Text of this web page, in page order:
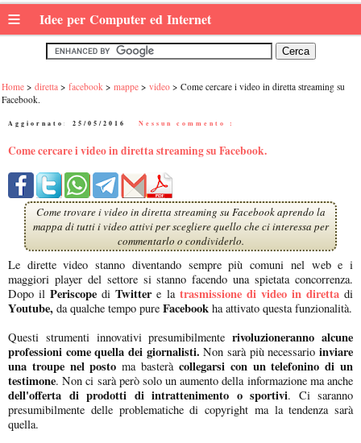
≡ Idee per Computer ed Internet
Home diretta facebook mappe video
Come cercare i video in diretta streaming su
Facebook.
Aggiornato: 25/05/2016 Nessun commento :
Come cercare i video in diretta streaming su Facebook.
Come trovare i video in diretta streaming su Facebook aprendo la
mappa di tutti i video attivi per scegliere quello che ci interessa per
commentarlo o condividerlo.
Le dirette video stanno diventando sempre più comuni nel web e i
maggiori player del settore si stanno facendo una spietata concorrenza.
Dopo il Periscope diTwittere la trasmissione di video in direttadi
Youtube, da qualche tempo pure Facebook ha attivato questa funzionalità.
Questi strumenti innovativi presumibilmenterivoluzioneranno alcune
professioni come quella dei giornalisti. Non sarà più necessarioinviare
una troupe nel posto ma basteràcollegarsi con un telefonino di un
testimone. Non ci sarà però solo un aumento della informazione ma anche
dell'offerta di prodotti di intrattenimento o sportivi. Ci saranno
presumibilmente delle problematiche di copyright ma la tendenza sarà
quella.